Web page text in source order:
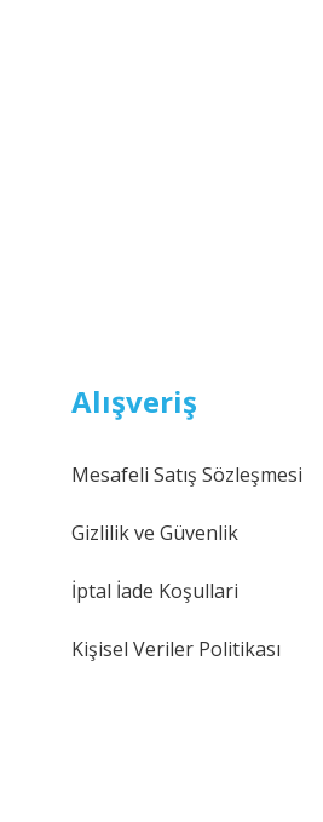
Alışveriş
Mesafeli Satış Sözleşmesi
Gizlilik ve Güvenlik
İptal İade Koşullari
Kişisel Veriler Politikası